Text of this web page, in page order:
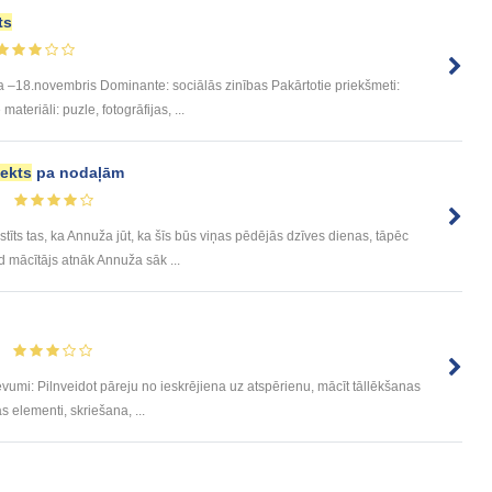
Dominante: sociālās zinības Pakārtotie priekšmeti:
puzle, fotogrāfijas, ...
pa nodaļām
tas, ka Annuža jūt, ka šīs būs viņas pēdējās dzīves dienas, tāpēc
mācītājs atnāk Annuža sāk ...
Pilnveidot pāreju no ieskrējiena uz atspērienu, mācīt tāllēkšanas
elementi, skriešana, ...